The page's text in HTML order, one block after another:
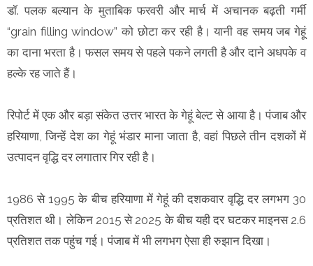
डॉ. पलक बल्यान के मुताबिक फरवरी और मार्च में अचानक बढ़ती गर्मी
“grain filling window” को छोटा कर रही है। यानी वह समय जब गेहूं
का दाना भरता है। फसल समय से पहले पकने लगती है और दाने अधपके व
हल्के रह जाते हैं।
रिपोर्ट में एक और बड़ा संकेत उत्तर भारत के गेहूं बेल्ट से आया है। पंजाब और
हरियाणा, जिन्हें देश का गेहूं भंडार माना जाता है, वहां पिछले तीन दशकों में
उत्पादन वृद्धि दर लगातार गिर रही है।
1986 से 1995 के बीच हरियाणा में गेहूं की दशकवार वृद्धि दर लगभग 30
प्रतिशत थी। लेकिन 2015 से 2025 के बीच यही दर घटकर माइनस 2.6
प्रतिशत तक पहुंच गई। पंजाब में भी लगभग ऐसा ही रुझान दिखा।